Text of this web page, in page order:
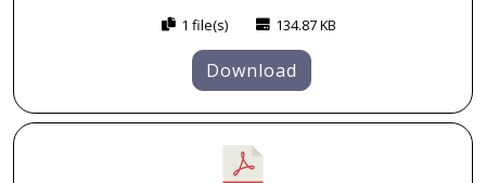
1 file(s) 134.87 KB
Download